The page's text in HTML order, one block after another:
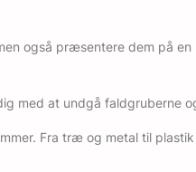
også præsentere dem på
med at undgå faldgruberne
Fra træ og metal til